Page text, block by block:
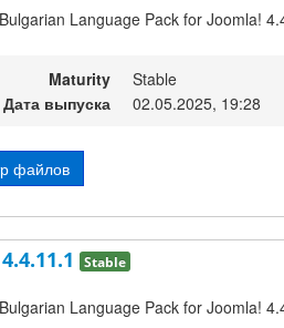
Language Pack for Joomla!
Maturity
Stable
Дата выпуска
02.05.2025, 19:28
файлов
Stable
Language Pack for Joomla!